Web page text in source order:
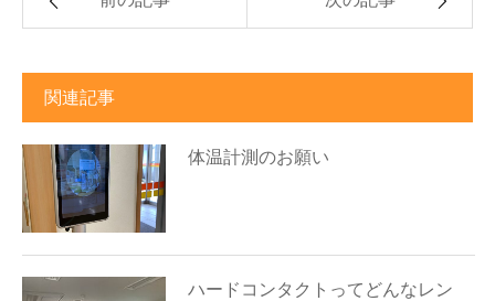
関連記事
体温計測のお願い
ハードコンタクトってどんなレン